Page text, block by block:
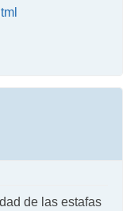
de las estafas